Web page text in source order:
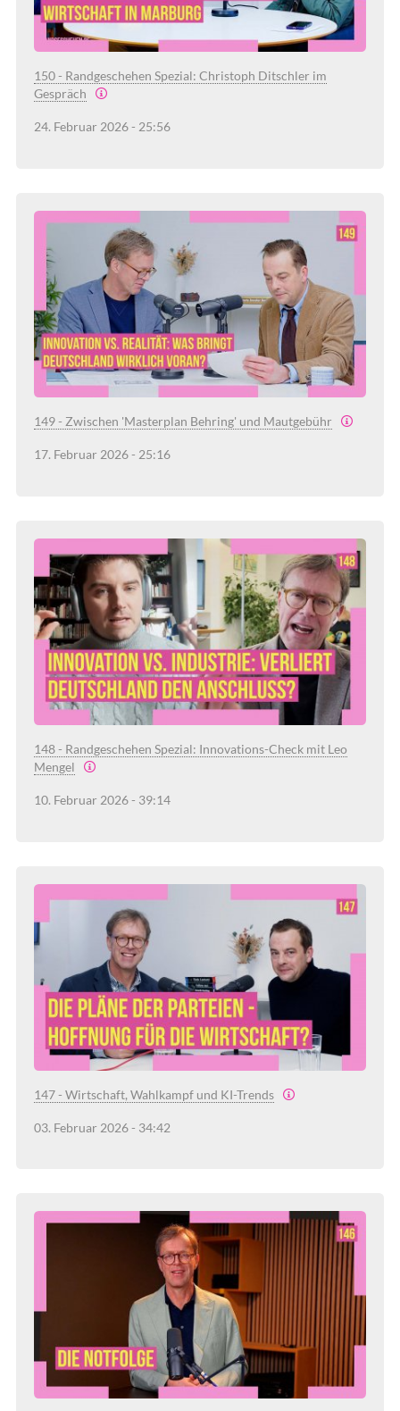
150 - Randgeschehen Spezial: Christoph Ditschler im
Gespräch
24. Februar 2026 - 25:56
149 - Zwischen 'Masterplan Behring' und Mautgebühr
17. Februar 2026 - 25:16
148 - Randgeschehen Spezial: Innovations-Check mit Leo
Mengel
10. Februar 2026 - 39:14
147 - Wirtschaft, Wahlkampf und KI-Trends
03. Februar 2026 - 34:42